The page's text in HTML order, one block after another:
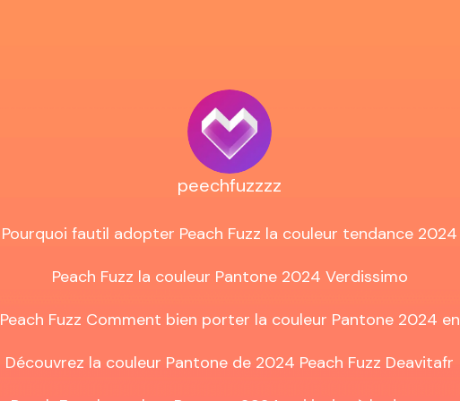
peechfuzzzz
Pourquoi fautil adopter Peach Fuzz la couleur tendance 2024
Peach Fuzz la couleur Pantone 2024 Verdissimo
Peach Fuzz Comment bien porter la couleur Pantone 2024 en
Découvrez la couleur Pantone de 2024 Peach Fuzz Deavitafr